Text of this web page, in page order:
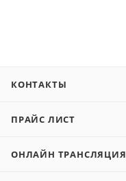
КОНТАКТЫ
ПРАЙС ЛИСТ
ОНЛАЙН ТРАНСЛЯЦИЯ